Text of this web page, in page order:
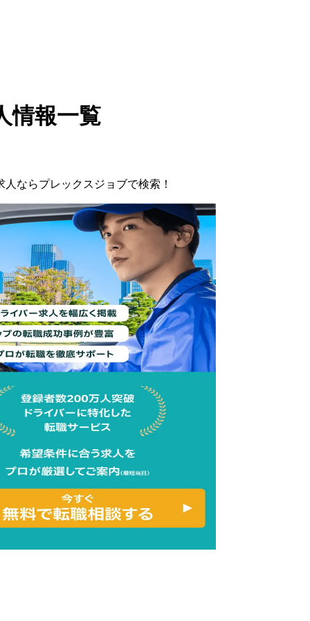
情報一覧
人ならプレックスジョブで検索！